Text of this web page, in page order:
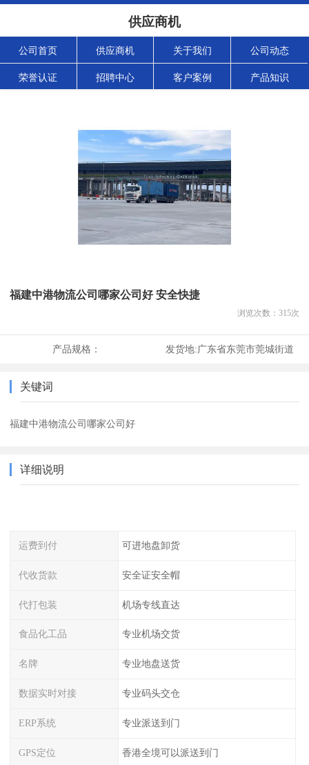
供应商机
公司首页 供应商机 关于我们 公司动态
荣誉认证 招聘中心 客户案例 产品知识
福建中港物流公司哪家公司好 安全快捷
浏览次数： 315次
产品规格： 发货地:广东省东莞市莞城街道
关键词
福建中港物流公司哪家公司好
详细说明
运费到付 可进地盘卸货
代收货款 安全证安全帽
代打包装 机场专线直达
食品化工品 专业机场交货
名牌 专业地盘送货
数据实时对接 专业码头交仓
ERP系统 专业派送到门
GPS定位 香港全境可以派送到门